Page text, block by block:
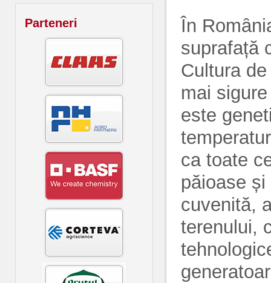
Parteneri
În
suprafață
Cultura
mai
este
ca toate
păioase
cuvenită,
terenului,